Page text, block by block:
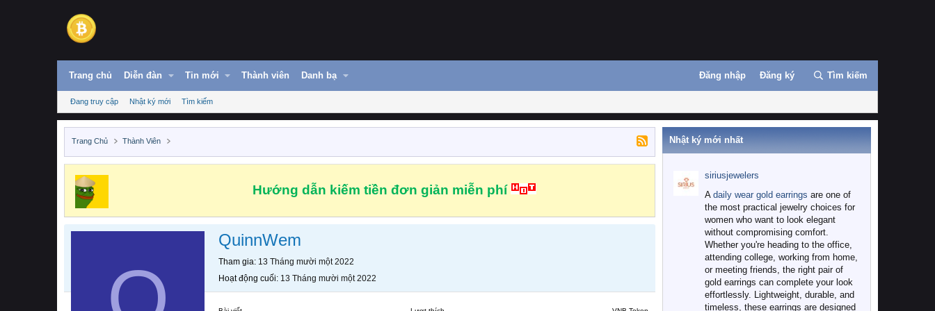
Trang chủ Diễn đàn Tin mới Thành viên Danh bạ Đăng nhập Đăng ký Tìm kiếm
Đang truy cập Nhật ký mới Tìm kiếm
Trang Chủ Thành Viên
Hướng dẫn kiếm tiền đơn giản miễn phí
QuinnWem
Tham gia 13 Tháng mười một 2022
Hoạt động cuối 13 Tháng mười một 2022
Nhật ký mới nhất
siriusjewelers
A daily wear gold earrings are one of
the most practical jewelry choices for
women who want to look elegant
without compromising comfort.
Whether you're heading to the office,
attending college, working from home,
or meeting friends, the right pair of
gold earrings can complete your look
effortlessly. Lightweight, durable, and
timeless, these earrings are designed